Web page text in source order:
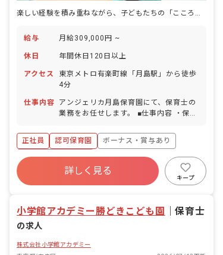
楽しい経験を積み重ねながら、子どもたちの「こころ」を大切に育んでいきます
給与 月給309,000円 ~
休日 年間休日120日以上
アクセス
東京メトロ有楽町線「月島駅」から徒歩
4分
仕事内容
アンジェリカ月島保育園にて、保育士の
業務をお任せします。 ■仕事内容 ・保育
制度も充実しています。充実した独自研
修の中には通常の指名研修の他に「やり
たい人が自らエントリーする」研修も多
くあり、本人の興味やスキル・経験に合
わせた選択が可能です。 また仕事や生活
ので安心です。
正社員 認可保育園
ボーナス・賞与あり
年間休日120日以上
寮・住宅・家賃補助あり
社会保険完備
昇給昇進あり
詳しく見る
キープ
小学館アカデミー勝どきこども園 ｜保育士
の求人
株式会社小学館アカデミー